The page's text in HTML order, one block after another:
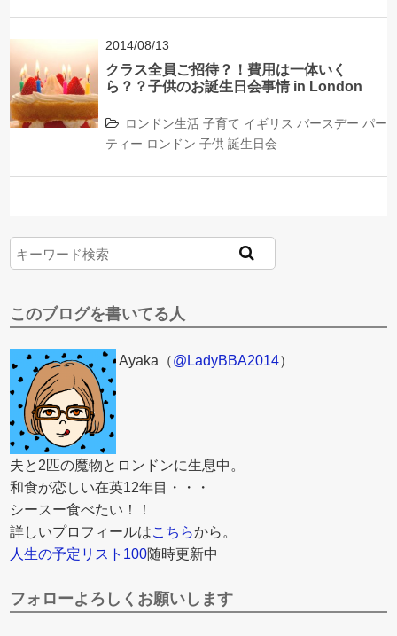
2014/08/13
クラス全員ご招待？！費用は一体いく
ら？？子供のお誕生日会事情 in London
ロンドン生活 子育て イギリス バースデー パー
ティー ロンドン 子供 誕生日会
このブログを書いてる人
Ayaka（@LadyBBA2014）
夫と2匹の魔物とロンドンに生息中。
和食が恋しい在英12年目・・・
シースー食べたい！！
詳しいプロフィールはこちらから。
人生の予定リスト100随時更新中
フォローよろしくお願いします